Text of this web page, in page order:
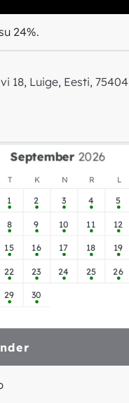
24%.
18, Luige, Eesti, 75404
September
T K N R L
1 2 3 4 5
8 9 10 11 12
15 16 17 18 19
22 23 24 25 26
29 30